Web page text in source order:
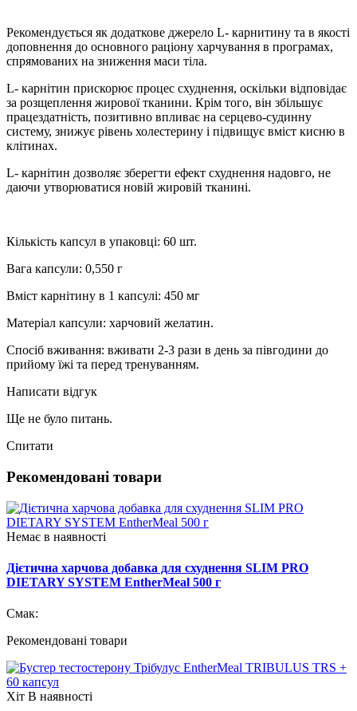
Рекомендується як додаткове джерело L- карнитину та в якості
доповнення до основного раціону харчування в програмах,
спрямованих на зниження маси тіла.
L- карнітин прискорює процес схуднення, оскільки відповідає
за розщеплення жирової тканини. Крім того, він збільшує
працездатність, позитивно впливає на серцево-судинну
систему, знижує рівень холестерину і підвищує вміст кисню в
клітинах.
L- карнітин дозволяє зберегти ефект схуднення надовго, не
даючи утворюватися новій жировій тканині.
Кількість капсул в упаковці: 60 шт.
Вага капсули: 0,550 г
Вміст карнітину в 1 капсулі: 450 мг
Матеріал капсули: харчовий желатин.
Спосіб вживання: вживати 2-3 рази в день за півгодини до
прийому їжі та перед тренуванням.
Написати відгук
Ще не було питань.
Спитати
Рекомендовані товари
Немає в наявності
Дієтична харчова добавка для схуднення SLIM PRO
DIETARY SYSTEM EntherMeal 500 г
Смак:
Рекомендовані товари
Хіт В наявності